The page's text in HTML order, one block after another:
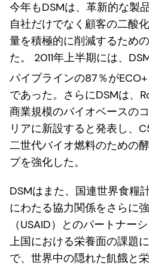
今年もDSMは、革新的な製
自社だけでなく顧客の二酸
量を積極的に削減するため
た。 2011年上半期には、
パイプラインの87％が
であった。さらにDSMは、
商業規模のバイオベースの
リアに新設すると発表し、
二世代バイオ燃料のための
プを強化した。
DSMはまた、国連世界食糧
にわたる協力関係をさらに
（USAID）とのパートナー
上国における栄養面の課題
で、世界中の隠れた飢餓と